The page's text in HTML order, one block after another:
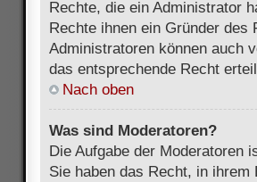
Rechte, die ein Administrator
Rechte ihnen ein Gründer
Administratoren können auch
das entsprechende Recht
Nach oben
Was sind Moderatoren?
Die Aufgabe der Moderatoren
Sie haben das Recht, in